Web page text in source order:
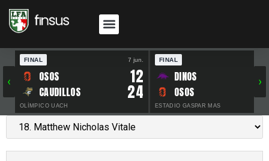
‹
FINAL 7 jun.
OSOS 12
CAUDILLOS 24
OLÍMPICO UACH
FINAL
DINOS
OSOS
ESTADIO GASPAR MAS
›